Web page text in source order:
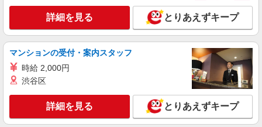
店舗スタッフ
時給1,300円 ※給与幅は経験・能力による ■食
事補助あり ⇒1食200円 ■昇給あり（年2回） ⇒ト
レーナーになったら… 通常時給＋300円！！ ■
研修時給 ⇒通常時給より変動なし ■高校生時給 ⇒
東京都千代田区丸の内1-3-4 丸の内テラス1・
2F
詳細を見る
パート
全席個室 楽蔵うたげ 有楽町駅前店（銀座）
詳細を見る とりあえずキープ
マンションの受付・案内スタッフ
時給 2,000円
渋谷区
詳細を見る とりあえずキープ